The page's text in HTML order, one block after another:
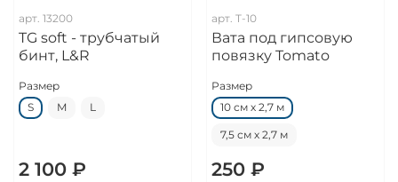
арт. 13200
TG soft - трубчатый
бинт, L&R
Размер
S
M L
2 100 ₽
арт. T-10
Вата под гипсовую
повязку Tomato
Размер
10 см х 2,7 м
7,5 см х 2,7 м
250 ₽